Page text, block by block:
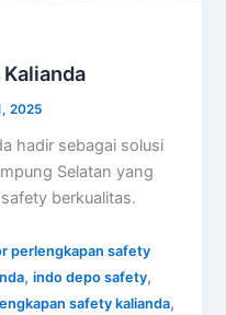
2025
hadir sebagai solusi
Selatan yang
berkualitas.
perlengkapan safety
,indo depo safety,
safety kalianda,